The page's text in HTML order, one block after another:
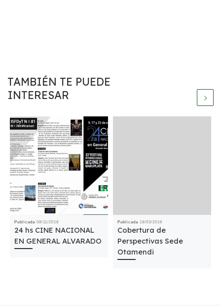
TAMBIÉN TE PUEDE
INTERESAR
Publicada 08/11/2018
24 hs CINE NACIONAL
EN GENERAL ALVARADO
Publicada 18/03/2016
Cobertura de
Perspectivas Sede
Otamendi